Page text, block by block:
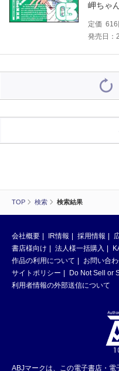
TOP 検索 検索結果
岬ちゃ
定価 616
発売日：
会社概要 IR情報 採用情報
書店様向け
法人様一括購入
作品の利用について
お問い合
サイトポリシー
Do Not Sell or
利用者情報の外部送信について
ABJマークは、この電子書店・